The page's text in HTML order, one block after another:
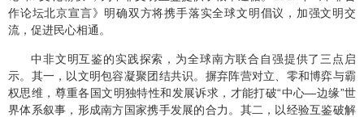
作论坛北京宣言》明确双方将携手落实全球文明倡议，加强文明交
流，促进民心相通。
中非文明互鉴的实践探索，为全球南方联合自强提供了三点启
示。其一，以文明包容凝聚团结共识。摒弃阵营对立、零和博弈与霸
权思维，尊重各国文明独特性和发展诉求，才能打破“中心—边缘”世
界体系叙事，形成南方国家携手发展的合力。其二，以经验互鉴破解